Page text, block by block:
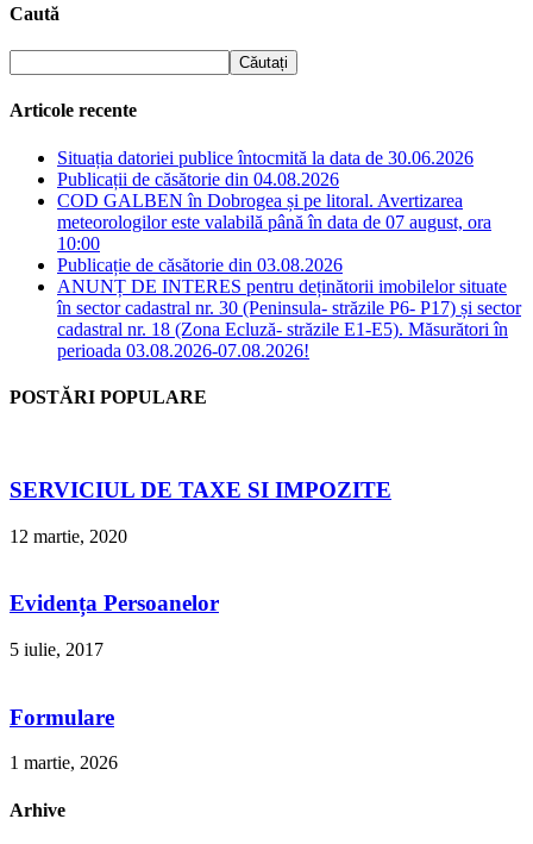
Caută
Articole recente
Situația datoriei publice întocmită la data de 30.06.2026
Publicații de căsătorie din 04.08.2026
COD GALBEN în Dobrogea și pe litoral. Avertizarea
meteorologilor este valabilă până în data de 07 august, ora
10:00
Publicație de căsătorie din 03.08.2026
ANUNȚ DE INTERES pentru deținătorii imobilelor situate
în sector cadastral nr. 30 (Peninsula- străzile P6- P17) și sector
cadastral nr. 18 (Zona Ecluză- străzile E1-E5). Măsurători în
perioada 03.08.2026-07.08.2026!
POSTĂRI POPULARE
SERVICIUL DE TAXE SI IMPOZITE
12 martie, 2020
Evidența Persoanelor
5 iulie, 2017
Formulare
1 martie, 2026
Arhive